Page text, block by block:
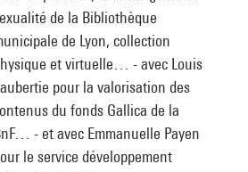
de la Bibliothèque
de Lyon, collection
et virtuelle… - avec Louis
pour la valorisation des
du fonds Gallica de la
- et avec Emmanuelle Payen
le service développement